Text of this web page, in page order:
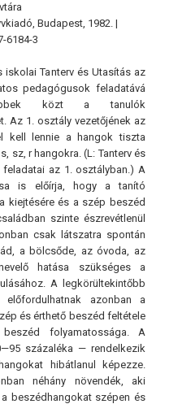
Budapest, 1982. |
6184-3
iskolai Tanterv és Utasítás az
pedagógusok feladatává
közt a tanulók
Az 1. osztály vezetőjének az
kell lennie a hangok tiszta
sz, r hangokra. (L: Tanterv és
az 1. osztályban.) A
is előírja, hogy a tanító
kiejtésére és a szép beszéd
szinte észrevétlenül
csak látszatra spontán
a bölcsőde, az óvoda, az
hatása szükséges a
A legkörültekintőbb
azonban a
és érthető beszéd feltétele
folyamatossága. A
százaléka — rendelkezik
hibátlanul képezze.
néhány növendék, aki
beszédhangokat szépen és